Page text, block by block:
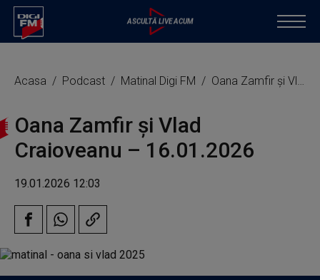
Acasa Podcast Matinal Digi FM Oana Zamfir și Vlad Craioveanu – 16.01.2026
Oana Zamfir și Vlad
Craioveanu – 16.01.2026
19.01.2026 12:03